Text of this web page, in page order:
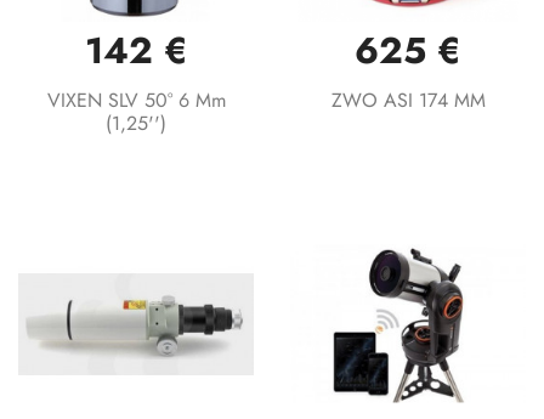
142 €
VIXEN SLV 50° 6 Mm
(1,25'')
625 €
ZWO ASI 174 MM